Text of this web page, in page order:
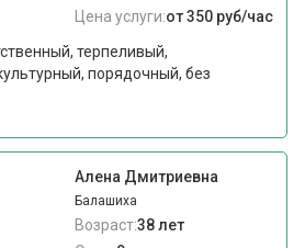
Цена услуги:от 350 руб/час
терпеливый,
порядочный, без
Алена Дмитриевна
Балашиха
Возраст:38 лет